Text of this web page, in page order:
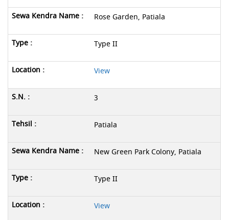
Rose Garden, Patiala
Type II
View
3
Patiala
New Green Park Colony, Patiala
Type II
View